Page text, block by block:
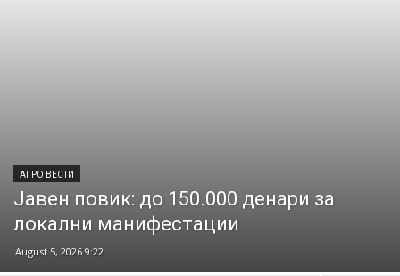
АГРО ВЕСТИ
Јавен повик: до 150.000 денари за
локални манифестации
August 5, 2026 9:22